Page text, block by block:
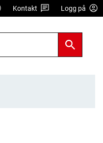
Kontakt Logg på